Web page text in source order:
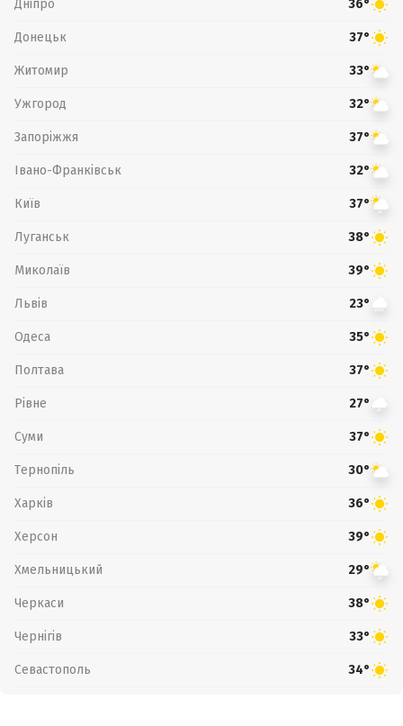
Дніпро 36°
Донецьк 37°
Житомир 33°
Ужгород 32°
Запоріжжя 37°
Івано-Франківськ 32°
Київ 37°
Луганськ 38°
Миколаїв 39°
Львів 23°
Одеса 35°
Полтава 37°
Рівне 27°
Суми 37°
Тернопіль 30°
Харків 36°
Херсон 39°
Хмельницький 29°
Черкаси 38°
Чернігів 33°
Севастополь 34°